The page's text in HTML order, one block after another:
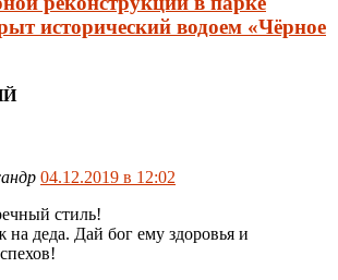
исторический водоем «Чёрное
04.12.2019 в 12:02
стиль!
деда. Дай бог ему здоровья и